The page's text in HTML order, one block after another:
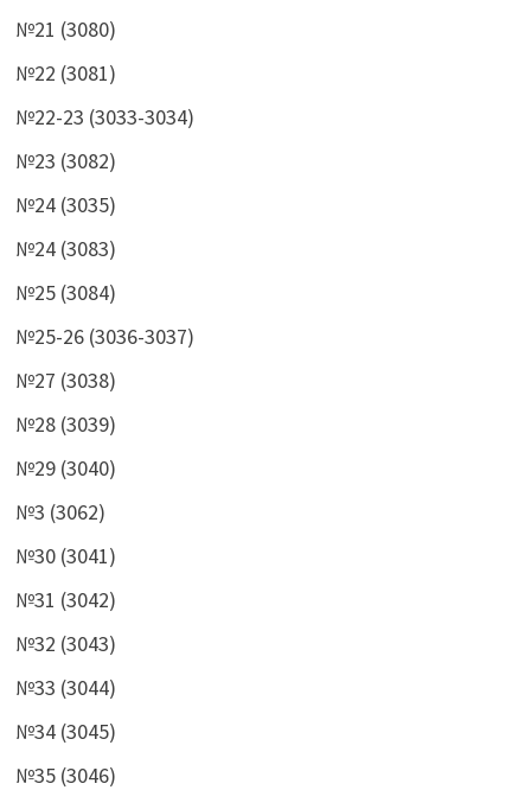
№21 (3080)
№22 (3081)
№22-23 (3033-3034)
№23 (3082)
№24 (3035)
№24 (3083)
№25 (3084)
№25-26 (3036-3037)
№27 (3038)
№28 (3039)
№29 (3040)
№3 (3062)
№30 (3041)
№31 (3042)
№32 (3043)
№33 (3044)
№34 (3045)
№35 (3046)